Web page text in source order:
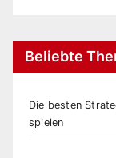
Beliebte
Die besten
spielen